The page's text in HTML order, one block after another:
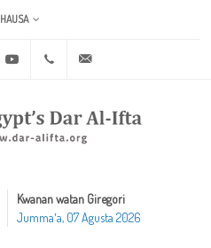
HAUSA
Twitter Youtube +20 2 25970400
Kwanan watan Giregori
Jummaʼa, 07 Agusta 2026